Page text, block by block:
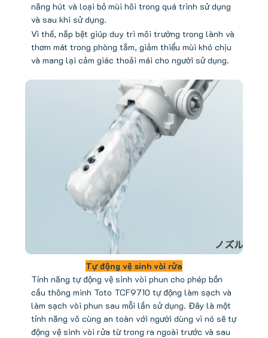
năng hút và loại bỏ mùi hôi trong quá trình sử dụng
và sau khi sử dụng.
Vì thế, nắp bệt giúp duy trì môi trường trong lành và
thơm mát trong phòng tắm, giảm thiểu mùi khó chịu
và mang lại cảm giác thoải mái cho người sử dụng.
Tự động vệ sinh vòi rửa
Tính năng tự động vệ sinh vòi phun cho phép bồn
cầu thông minh Toto TCF9710 tự động làm sạch và
làm sạch vòi phun sau mỗi lần sử dụng. Đây là một
tính năng vô cùng an toàn với người dùng vì nó sẽ tự
động vệ sinh vòi rửa từ trong ra ngoài trước và sau